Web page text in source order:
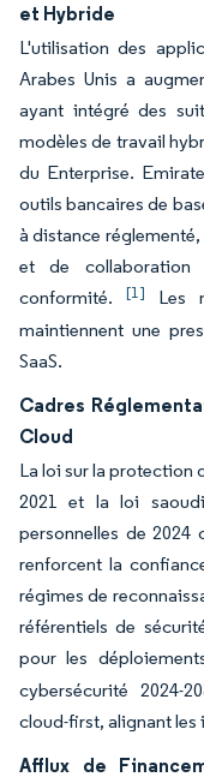
et Hybride
L'utilisation des
Arabes Unis a
ayant intégré des
modèles de travail
du Enterprise.
outils bancaires de
à distance
et de collaboration
conformité. [1]
Les
maintiennent une
SaaS.
Cadres
Cloud
La loi sur la protection
2021 et la loi
personnelles de
renforcent la
régimes de
référentiels de
pour les
cybersécurité 2024-
cloud-first, alignant
Afflux de